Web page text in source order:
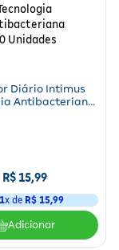
Diário Intimus
Antibacteriana
R$15,99
1x de R$ 15,99
Adicionar